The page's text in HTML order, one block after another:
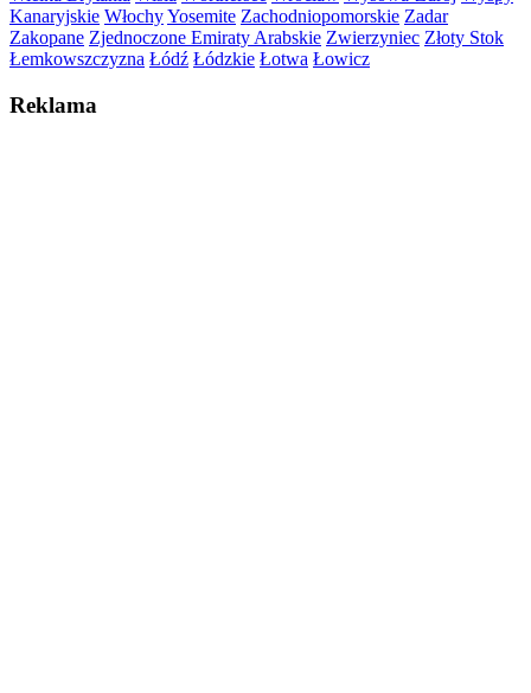
Kanaryjskie WłochyYosemite Zachodniopomorskie Zadar
Zakopane Zjednoczone Emiraty Arabskie Zwierzyniec Złoty Stok
Łemkowszczyzna Łódź Łódzkie Łotwa Łowicz
Reklama